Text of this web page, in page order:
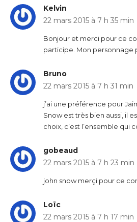
Kelvin
22 mars 2015 à 7 h 35 min
Bonjour et merci pour ce
participe. Mon personnage
Bruno
22 mars 2015 à 7 h 31 min
j’ai une préférence pour
Snow est très bien aussi, il
choix, c’est l’ensemble qui
gobeaud
22 mars 2015 à 7 h 23 min
john snow merçi pour ce
Loïc
22 mars 2015 à 7 h 17 min